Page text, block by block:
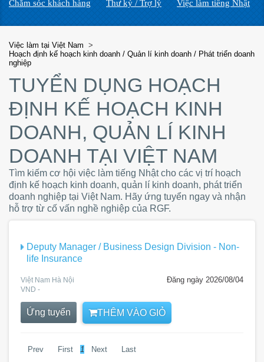
Chăm sóc khách hàng
Thư ký / Trợ lý Việc làm tiếng Nhật
Việc làm tại Việt Nam >
Hoạch định kế hoạch kinh doanh / Quản lí kinh doanh / Phát triển doanh
nghiệp
TUYỂN DỤNG HOẠCH
ĐỊNH KẾ HOẠCH KINH
DOANH, QUẢN LÍ KINH
DOANH TẠI VIỆT NAM
Tìm kiếm cơ hội việc làm tiếng Nhật cho các vị trí hoạch
định kế hoạch kinh doanh, quản lí kinh doanh, phát triển
doanh nghiệp tại Việt Nam. Hãy ứng tuyển ngay và nhận
hỗ trợ từ cố vấn nghề nghiệp của RGF.
Deputy Manager / Business Design Division - Non-
life Insurance
Đăng ngày 2026/08/04
Việt Nam Hà Nội
VND -
Ứng tuyển THÊM VÀO GIỎ
Prev First 1 Next Last